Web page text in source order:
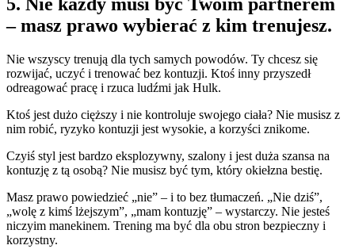
– masz prawo wybierać z kim trenujesz.
Nie wszyscy trenują dla tych samych powodów. Ty chcesz się
rozwijać, uczyć i trenować bez kontuzji. Ktoś inny przyszedł
odreagować pracę i rzuca ludźmi jak Hulk.
Ktoś jest dużo cięższy i nie kontroluje swojego ciała? Nie musisz z
nim robić, ryzyko kontuzji jest wysokie, a korzyści znikome.
Czyiś styl jest bardzo eksplozywny, szalony i jest duża szansa na
kontuzję z tą osobą? Nie musisz być tym, który okiełzna bestię.
Masz prawo powiedzieć „nie” – i to bez tłumaczeń. „Nie dziś”,
„wolę z kimś lżejszym”, „mam kontuzję” – wystarczy. Nie jesteś
niczyim manekinem. Trening ma być dla obu stron bezpieczny i
korzystny.